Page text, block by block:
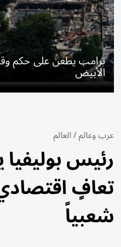
ترامب يطعن على حكم
الأبيض
عرب وعالم/العالم
رئيس
تعافٍ
شعبياً